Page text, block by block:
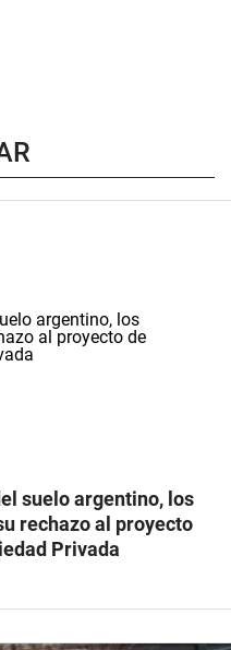
suelo argentino, los
rechazo al proyecto
Privada